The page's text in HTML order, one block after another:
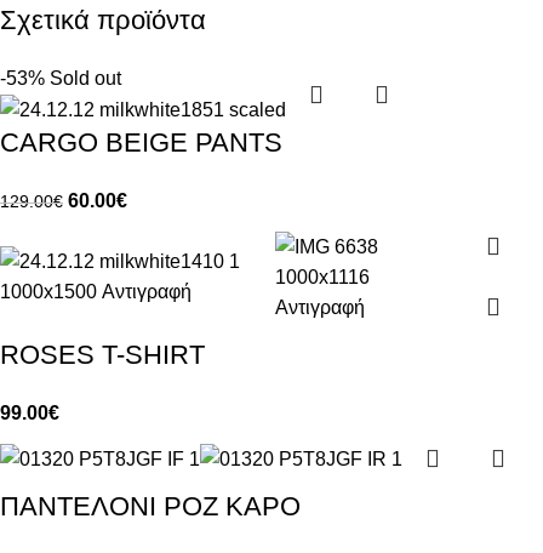
Σχετικά προϊόντα
-53% Sold out
CARGO BEIGE PANTS
129.00€ 60.00€
ROSES T-SHIRT
99.00€
ΠΑΝΤΕΛΟΝΙ ΡΟΖ ΚΑΡΟ